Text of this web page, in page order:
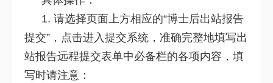
1. 请选择页面上方相应的“博士后出站报告
提交”，点击进入提交系统，准确完整地填写出
站报告远程提交表单中必备栏的各项内容，填
写时请注意：